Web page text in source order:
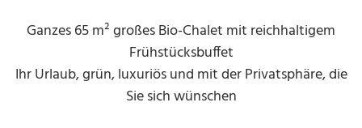
Ganzes 65 m² großes Bio-Chalet mit reichhaltigem
Frühstücksbuffet
Ihr Urlaub, grün, luxuriös und mit der Privatsphäre, die
Sie sich wünschen